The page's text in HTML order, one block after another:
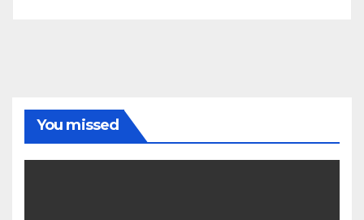
You missed